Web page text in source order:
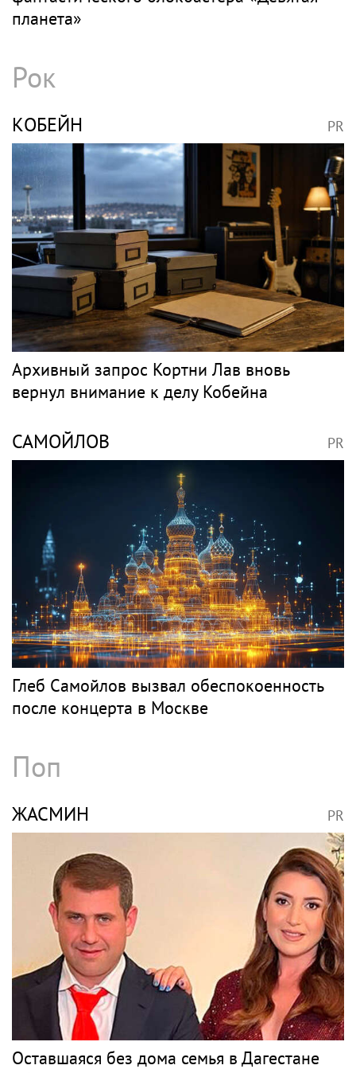
Токсиколог Кутушов призвал
законодательно запретить продажу
вейпов
ТУРКИНА PR
Премьера трейлера и постера
фантастического блокбастера «Девятая
Рок
КОБЕЙН PR
Архивный запрос Кортни Лав вновь
вернул внимание к делу Кобейна
САМОЙЛОВ PR